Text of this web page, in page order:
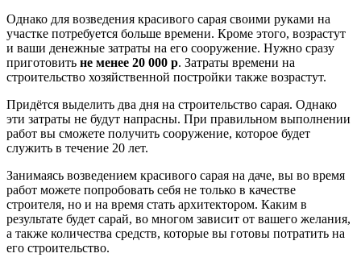
Однако для возведения красивого сарая своими руками на
участке потребуется больше времени. Кроме этого, возрастут
и ваши денежные затраты на его сооружение. Нужно сразу
приготовить не менее 20 000 р. Затраты времени на
строительство хозяйственной постройки также возрастут.
Придётся выделить два дня на строительство сарая. Однако
эти затраты не будут напрасны. При правильном выполнении
работ вы сможете получить сооружение, которое будет
служить в течение 20 лет.
Занимаясь возведением красивого сарая на даче, вы во время
работ можете попробовать себя не только в качестве
строителя, но и на время стать архитектором. Каким в
результате будет сарай, во многом зависит от вашего желания,
а также количества средств, которые вы готовы потратить на
его строительство.